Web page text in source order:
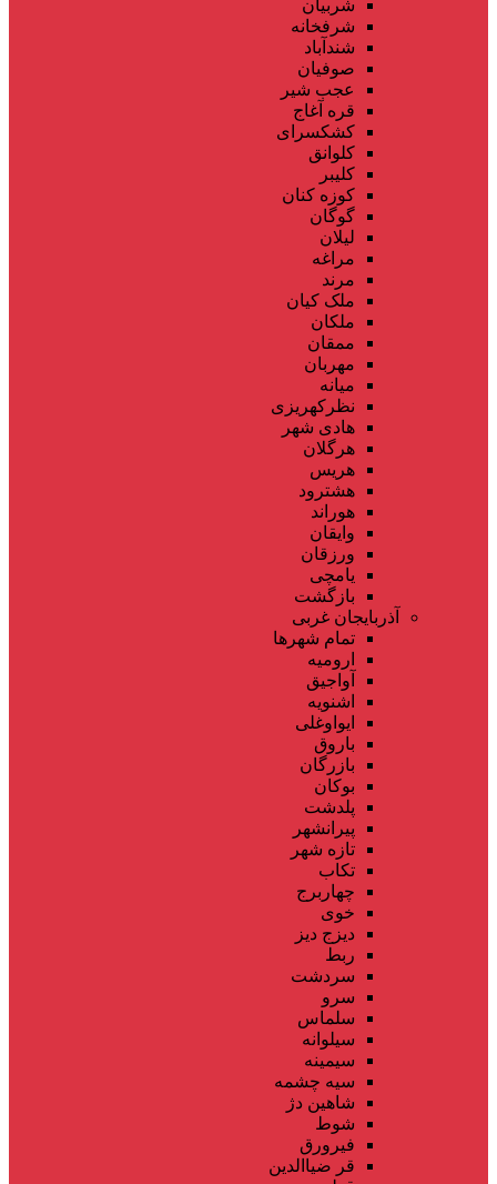
شربیان
شرفخانه
شندآباد
صوفیان
عجب شیر
قره آغاج
کشکسرای
کلوانق
کلیبر
کوزه کنان
گوگان
لیلان
مراغه
مرند
ملک کیان
ملکان
ممقان
مهربان
میانه
نظرکهریزی
هادی شهر
هرگلان
هریس
هشترود
هوراند
وایقان
ورزقان
یامچی
بازگشت
آذربایجان غربی
تمام شهر‌ها
ارومیه
آواجیق
اشنویه
ایواوغلی
باروق
بازرگان
بوکان
پلدشت
پیرانشهر
تازه شهر
تکاب
چهاربرج
خوی
دیزج دیز
ربط
سردشت
سرو
سلماس
سیلوانه
سیمینه
سیه چشمه
شاهین دژ
شوط
فیرورق
قر ضیاالدین